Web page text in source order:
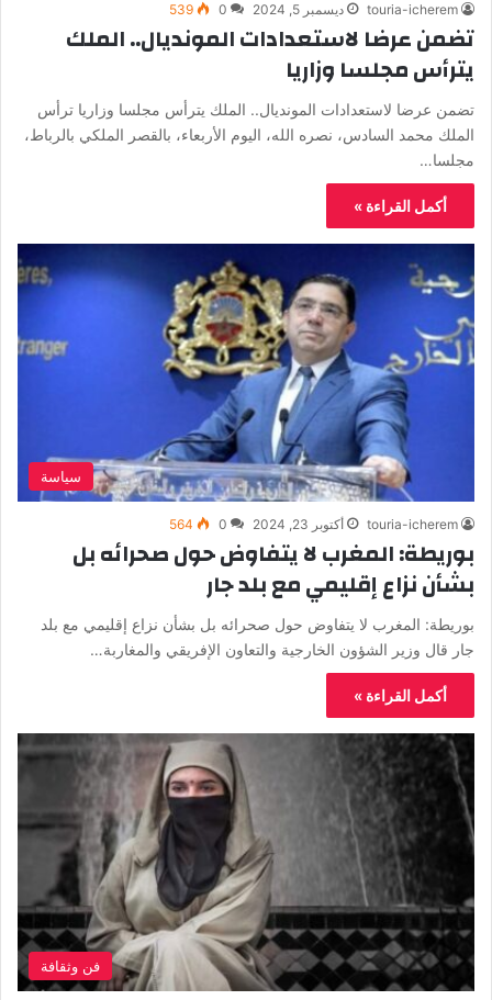
touria-icherem ديسمبر 5, 2024 0
539
تضمن عرضا لاستعدادات المونديال.. الملك
يترأس مجلسا وزاريا
تضمن عرضا لاستعدادات المونديال.. الملك يترأس مجلسا وزاريا ترأس
الملك محمد السادس، نصره الله، اليوم الأربعاء، بالقصر الملكي بالرباط،
مجلسا…
أكمل القراءة »
سياسة
touria-icherem أكتوبر 23, 2024 0
564
بوريطة: المغرب لا يتفاوض حول صحرائه بل
بشأن نزاع إقليمي مع بلد جار
بوريطة: المغرب لا يتفاوض حول صحرائه بل بشأن نزاع إقليمي مع بلد
جار قال وزير الشؤون الخارجية والتعاون الإفريقي والمغاربة…
أكمل القراءة »
فن وثقافة